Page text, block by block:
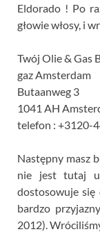
Eldorado ! Po
głowie włosy, i
Twój Olie & Gas
gaz Amsterdam
Butaanweg 3
1041 AH
telefon : +3120-
Następny masz
nie jest tutaj
dostosowuje się
bardzo
2012).